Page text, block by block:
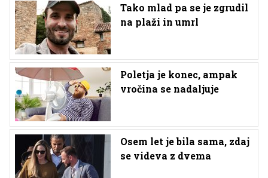
Tako mlad pa se je zgrudil
na plaži in umrl
Poletja je konec, ampak
vročina se nadaljuje
Osem let je bila sama, zdaj
se videva z dvema